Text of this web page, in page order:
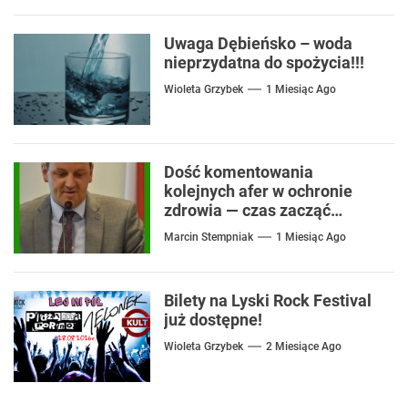
Uwaga Dębieńsko – woda
nieprzydatna do spożycia!!!
Wioleta Grzybek 1 Miesiąc Ago
Dość komentowania
kolejnych afer w ochronie
zdrowia — czas zacząć
mówić o rozwiązaniach
Marcin Stempniak 1 Miesiąc Ago
Bilety na Lyski Rock Festival
już dostępne!
Wioleta Grzybek 2 Miesiące Ago